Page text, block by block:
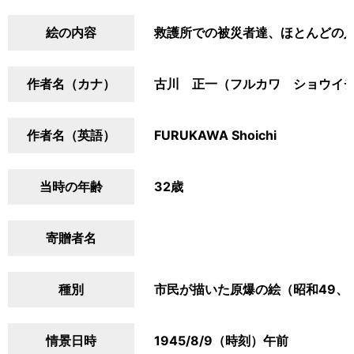
絵の内容 救護所での被災者達、ほとんどの
作者名（カナ） 古川 正一（フルカワ ショウイ
作者名（英語） FURUKAWA Shoichi
当時の年齢 32歳
寄贈者名
種別 市民が描いた原爆の絵（昭和49、
情景日時 1945/8/9（時刻）午前